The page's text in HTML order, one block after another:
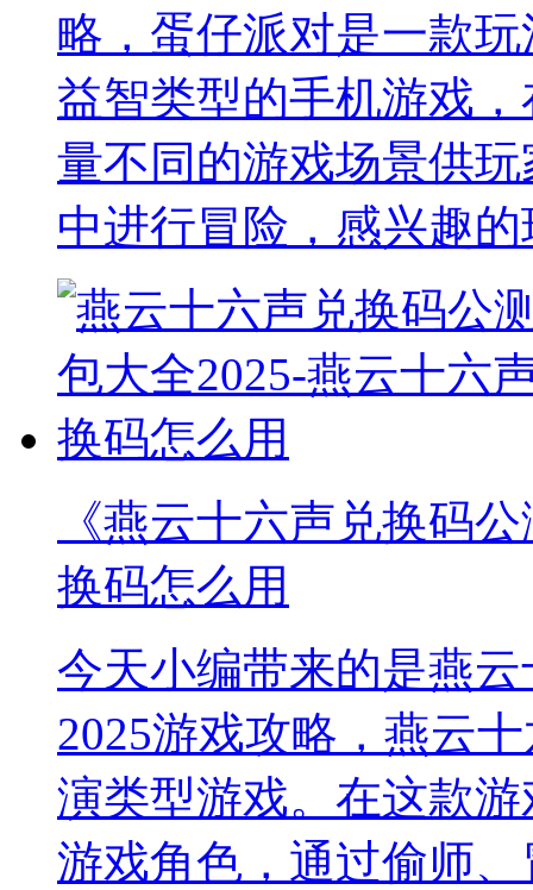
略，蛋仔派对是一款
益智类型的手机游戏
量不同的游戏场景供
中进行冒险，感兴趣
《燕云十六声兑换码
换码怎么用
今天小编带来的是燕
2025游戏攻略，燕云
演类型游戏。在这款
游戏角色，通过偷师